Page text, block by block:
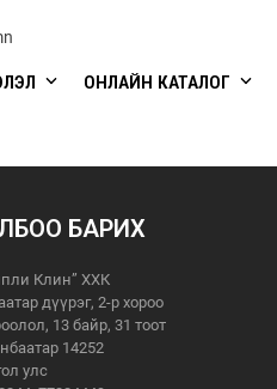
ОНЛАЙН КАТАЛОГ
БАРИХ
Клин” ХХК
дүүрэг, 2-р хороо
13 байр, 31 тоот
14252
улс